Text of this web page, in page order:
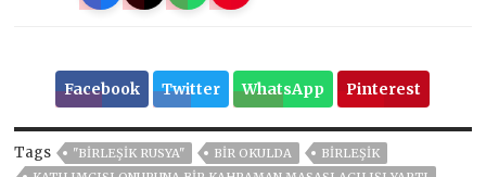
Facebook Twitter WhatsApp Pinterest
Tags "BIRLEŞIK RUSYA" BIR OKULDA
BIRLEŞIK